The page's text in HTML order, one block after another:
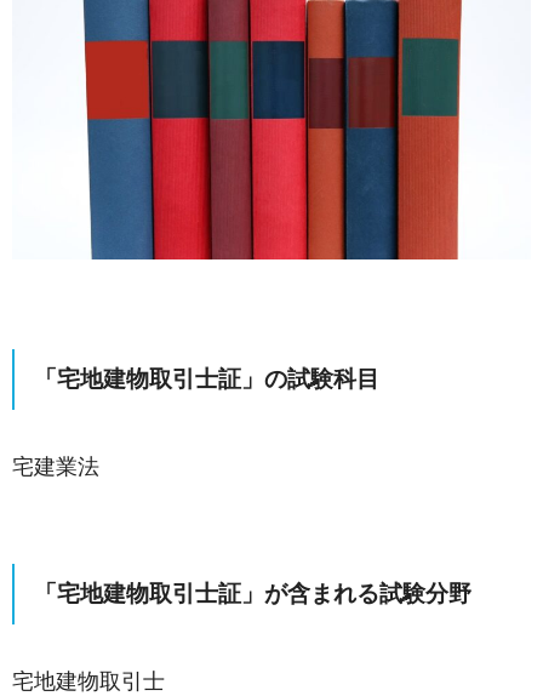
「宅地建物取引士証」の試験科目
宅建業法
「宅地建物取引士証」 が含まれる試験分野
宅地建物取引士